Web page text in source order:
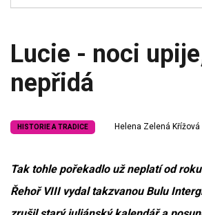
Lucie - noci
nepřidá
HISTORIE A TRADICE Helena Zelená Křížová
Tak tohle pořekadlo už neplatí od
Řehoř VIII vydal takzvanou Bulu